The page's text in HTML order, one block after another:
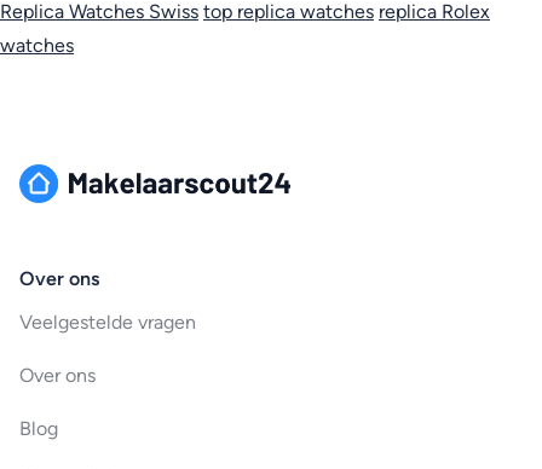
Replica Watches Swiss top replica watches replica Rolex
watches
Over ons
Veelgestelde vragen
Over ons
Blog